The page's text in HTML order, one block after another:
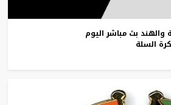
والهند بث مباشر اليوم
السلة